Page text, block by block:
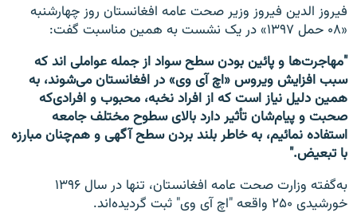
فیروز الدین فیروز وزیر صحت عامه افغانستان روز چهارشنبه
«۰۸ حمل ۱۳۹۷» در یک نشست به همین مناسبت گفت:
"مهاجرت‌ها و پائین بودن سطح سواد از جمله عواملی اند که
سبب افزایش ویروس «اچ آی وی» در افغانستان می‌شوند، به
همین دلیل نیاز است که از افراد نخبه، محبوب و افرادی‌که
صحبت و پیام‌شان تأثیر دارد بالای سطوح مختلف جامعه
استفاده نمائیم، به خاطر بلند بردن سطح آگهی و هم‌چنان مبارزه
با تبعیض."
به‌گفته وزارت صحت عامه افغانستان، تنها در سال ۱۳۹۶
خورشیدی ۲۵۰ واقعه "اچ آی وی" ثبت گردیده‌اند.